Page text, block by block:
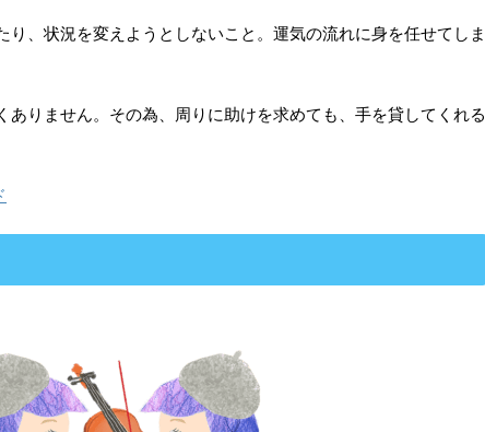
り、状況を変えようとしないこと。運気の流れに身を任せてしま
ありません。その為、周りに助けを求めても、手を貸してくれる